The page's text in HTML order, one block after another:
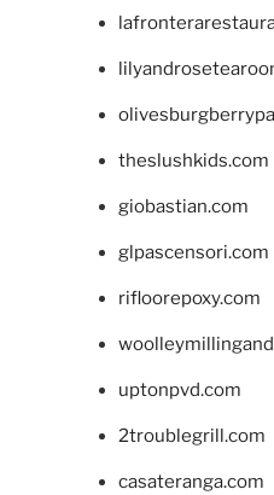
theslushkids.com
giobastian.com
glpascensori.com
rifloorepoxy.com
uptonpvd.com
2troublegrill.com
casateranga.com